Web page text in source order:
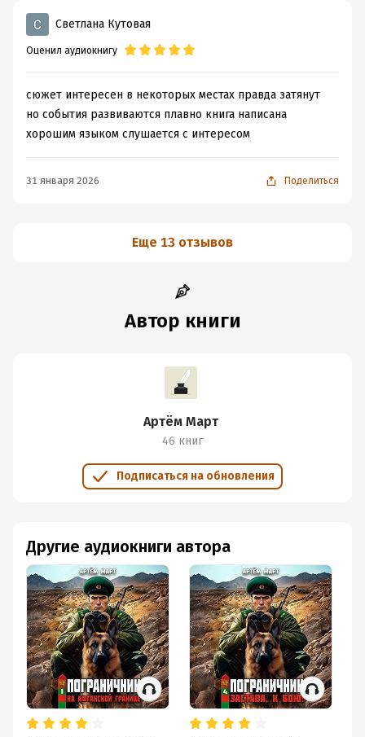
Светлана Кутовая
Оценил аудиокнигу
сюжет интересен в некоторых местах правда затянут
но события развиваются плавно книга написана
хорошим языком слушается с интересом
31 января 2026 Поделиться
Еще 13 отзывов
Автор книги
Артём Март
46 книг
Подписаться на обновления
Другие аудиокниги автора